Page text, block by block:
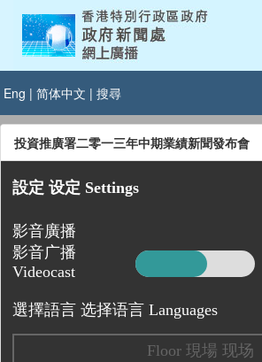
Eng | 简体中文 | 搜尋
投資推廣署二零一三年中期業績新聞發布會